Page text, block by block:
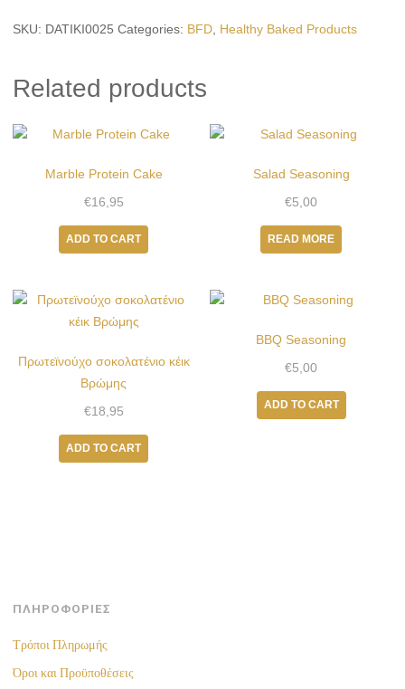
Δατικής
2
ατόμων
SKU: DATIKI0025 Categories: BFD, Healthy Baked Products
Related products
Marble Protein Cake
€16,95
ADD TO CART
Salad Seasoning
€5,00
READ MORE
Πρωτεϊνούχο σοκολατένιο κέικ
Βρώμης
€18,95
ADD TO CART
BBQ Seasoning
€5,00
ADD TO CART
ΠΛΗΡΟΦΟΡΙΕΣ
Τρόποι Πληρωμής
Όροι και Προϋποθέσεις